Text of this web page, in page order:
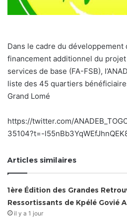
Dans le cadre du développement
financement additionnel du
services de base (FA-FSB),
liste des 45 quartiers
Grand Lomé
https://twitter.com/
35104?t=-
Articles similaires
1ère Édition des Grandes
Ressortissants de Kpélé Govié
il y a 1 jour